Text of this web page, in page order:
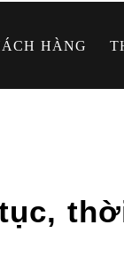
HÀNG